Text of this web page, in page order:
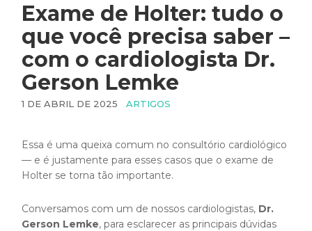
Exame de Holter: tudo o
que você precisa saber –
com o cardiologista Dr.
Gerson Lemke
1 DE ABRIL DE 2025 ARTIGOS
Essa é uma queixa comum no consultório cardiológico
— e é justamente para esses casos que o exame de
Holter se torna tão importante.
Conversamos com um de nossos cardiologistas, Dr.
Gerson Lemke, para esclarecer as principais dúvidas